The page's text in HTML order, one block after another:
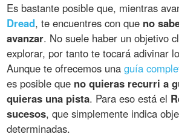
Es bastante posible que, mientras
Dread, te encuentres con que no
avanzar. No suele haber un objetivo
explorar, por tanto te tocará adivinar
Aunque te ofrecemos unaguía
es posible que no quieras recurri a
quieras una pista. Para eso está el
sucesos, que simplemente indica
determinadas.